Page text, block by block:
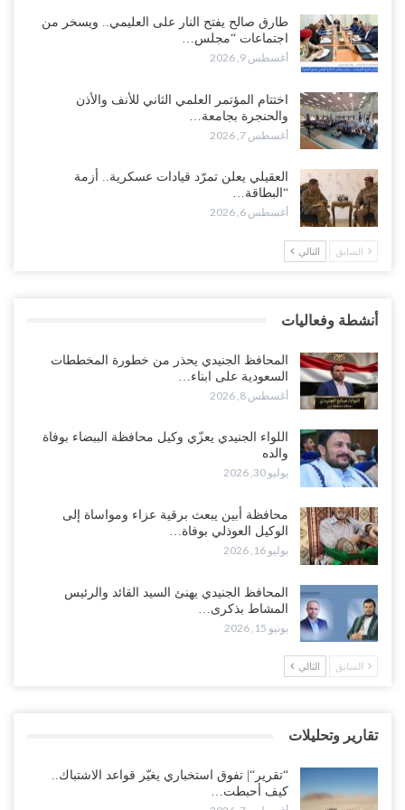
شامل..!
أغسطس 8, 2026
إسكات الصوت الحضرمي..!
أغسطس 8, 2026
المحافظ الجنيدي يحذر من خطورة المخططات السعودية على ابناء
الجنوب..!
أغسطس 8, 2026
“تقرير“| تفوق استخباري يغيّر قواعد الاشتباك.. كيف أحبطت صنعاء
فصائل موالية للإمارات..!
أغسطس 7, 2026
في يافع..!
أغسطس 7, 2026
دعوات لتطوير خدمات السمع ومواكبة التقنيات…
أغسطس 7, 2026
“حضرموت“| عصيان مدني واسع ورفض للتجنيد السعودي يوسّعان
المواجهة مع الرياض..!
أغسطس 6, 2026
العقيلي يعلن تمرّد قيادات عسكرية.. أزمة “البطاقة الذكية” تمهّد لإقالات
ضربات صنعاء تربك التحشيدات السعودية شرق اليمن.. خسائر بشرية
وانسحابات وفوضى تعصف بمعسكرات حضرموت ومأرب..!
أغسطس 6, 2026
طارق صالح يفتح النار على العليمي.. ويسخر من
اجتماعات “مجلس…
أغسطس 9, 2026
اختتام المؤتمر العلمي الثاني للأنف والأذن
والحنجرة بجامعة…
أغسطس 7, 2026
العقيلي يعلن تمرّد قيادات عسكرية.. أزمة
“البطاقة…
أغسطس 6, 2026
السابق التالي
أنشطة وفعاليات
المحافظ الجنيدي يحذر من خطورة المخططات
السعودية على ابناء…
أغسطس 8, 2026
اللواء الجنيدي يعزّي وكيل محافظة الببضاء بوفاة
والده
يوليو 30, 2026
محافظة أبين يبعث برقية عزاء ومواساة إلى
الوكيل العوذلي بوفاة…
يوليو 16, 2026
المحافظ الجنيدي يهنئ السيد القائد والرئيس
المشاط بذكرى…
يونيو 15, 2026
السابق التالي
تقارير وتحليلات
“تقرير“| تفوق استخباري يغيّر قواعد الاشتباك..
كيف أحبطت…